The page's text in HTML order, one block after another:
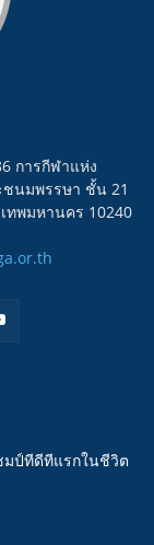
การกีฬาแห่ง
ชนมพรรษา ชั้น 21
ทพมหานคร 10240
ป์ทีดีทีแรกในชีวิต